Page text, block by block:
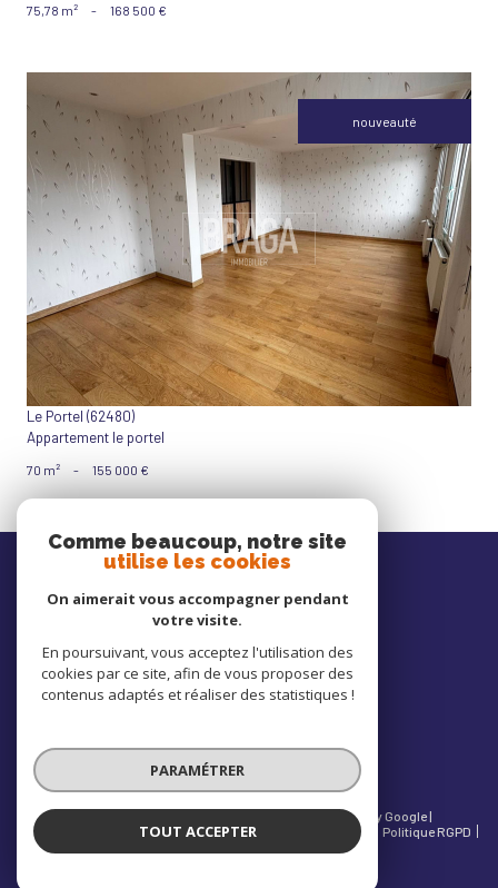
75,78 m² - 168 500 €
nouveauté
VOIR LE BIEN
Le Portel (62480)
Appartement le portel
70 m² - 155 000 €
Nos
avis clients
Nous
© 2026 | Tous droits réservés | Traduction powered by Google |
Nos honoraires
Mentions légales Admin Partenaires
Politique RGPD
Comme beaucoup, notre site
utilise les cookies
On aimerait vous accompagner pendant
votre visite.
En poursuivant, vous acceptez l'utilisation des
cookies par ce site, afin de vous proposer des
contenus adaptés et réaliser des statistiques !
PARAMÉTRER
TOUT ACCEPTER